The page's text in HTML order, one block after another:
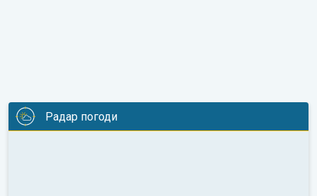
Радар погоди